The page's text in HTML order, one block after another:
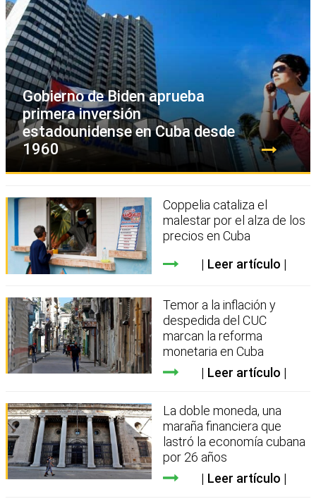
Gobierno de Biden aprueba
primera inversión
estadounidense en Cuba desde
1960
Coppelia cataliza el
malestar por el alza de los
precios en Cuba
Leer artículo
Temor a la inflación y
despedida del CUC
marcan la reforma
monetaria en Cuba
Leer artículo
La doble moneda, una
maraña financiera que
lastró la economía cubana
por 26 años
Leer artículo